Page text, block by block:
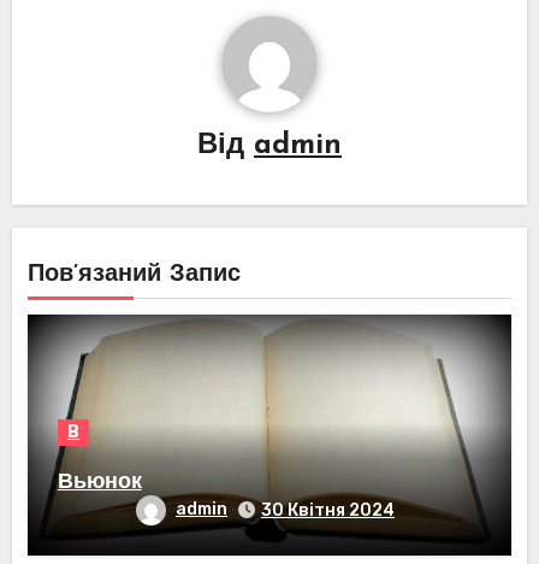
Від admin
Пов’язаний Запис
В
Вьюнок
admin 30 Квітня 2024